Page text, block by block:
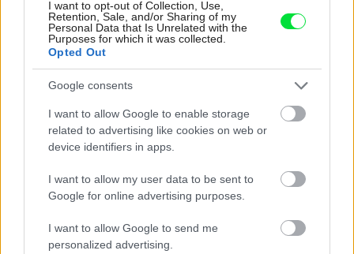
I want to opt-out of Collection, Use,
Retention, Sale, and/or Sharing of my
Personal Data that Is Unrelated with the
Purposes for which it was collected.
Opted Out
Google consents
I want to allow Google to enable storage
related to advertising like cookies on web or
device identifiers in apps.
I want to allow my user data to be sent to
Google for online advertising purposes.
I want to allow Google to send me
personalized advertising.